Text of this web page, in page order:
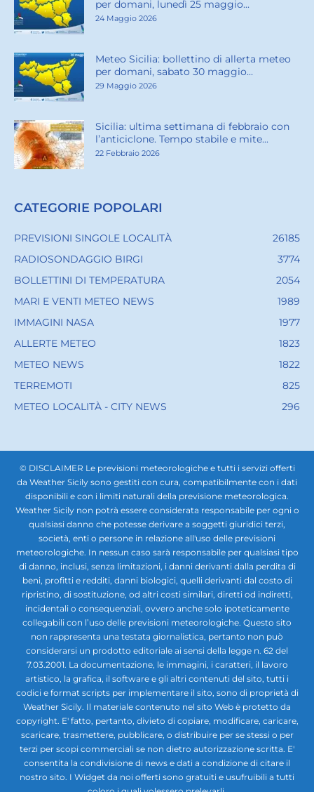
per domani, lunedì 25 maggio...
24 Maggio 2026
Meteo Sicilia: bollettino di allerta meteo
per domani, sabato 30 maggio...
29 Maggio 2026
Sicilia: ultima settimana di febbraio con
l’anticiclone. Tempo stabile e mite...
22 Febbraio 2026
CATEGORIE POPOLARI
PREVISIONI SINGOLE LOCALITÀ
26185
RADIOSONDAGGIO BIRGI
3774
BOLLETTINI DI TEMPERATURA
2054
MARI E VENTI METEO NEWS
1989
IMMAGINI NASA
1977
ALLERTE METEO
1823
METEO NEWS
1822
TERREMOTI
825
METEO LOCALITÀ - CITY NEWS
296
© DISCLAIMER Le previsioni meteorologiche e tutti i servizi offerti
da Weather Sicily sono gestiti con cura, compatibilmente con i dati
disponibili e con i limiti naturali della previsione meteorologica.
Weather Sicily non potrà essere considerata responsabile per ogni o
qualsiasi danno che potesse derivare a soggetti giuridici terzi,
società, enti o persone in relazione all'uso delle previsioni
meteorologiche. In nessun caso sarà responsabile per qualsiasi tipo
di danno, inclusi, senza limitazioni, i danni derivanti dalla perdita di
beni, profitti e redditi, danni biologici, quelli derivanti dal costo di
ripristino, di sostituzione, od altri costi similari, diretti od indiretti,
incidentali o consequenziali, ovvero anche solo ipoteticamente
collegabili con l’uso delle previsioni meteorologiche. Questo sito
non rappresenta una testata giornalistica, pertanto non può
considerarsi un prodotto editoriale ai sensi della legge n. 62 del
7.03.2001. La documentazione, le immagini, i caratteri, il lavoro
artistico, la grafica, il software e gli altri contenuti del sito, tutti i
codici e format scripts per implementare il sito, sono di proprietà di
Weather Sicily. Il materiale contenuto nel sito Web è protetto da
copyright. E' fatto, pertanto, divieto di copiare, modificare, caricare,
scaricare, trasmettere, pubblicare, o distribuire per se stessi o per
terzi per scopi commerciali se non dietro autorizzazione scritta. E'
consentita la condivisione di news e dati a condizione di citare il
nostro sito. I Widget da noi offerti sono gratuiti e usufruibili a tutti